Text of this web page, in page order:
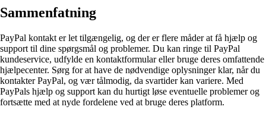
Sammenfatning
PayPal kontakt er let tilgængelig, og der er flere måder at få hjælp og
support til dine spørgsmål og problemer. Du kan ringe til PayPal
kundeservice, udfylde en kontaktformular eller bruge deres omfattende
hjælpecenter. Sørg for at have de nødvendige oplysninger klar, når du
kontakter PayPal, og vær tålmodig, da svartider kan variere. Med
PayPals hjælp og support kan du hurtigt løse eventuelle problemer og
fortsætte med at nyde fordelene ved at bruge deres platform.